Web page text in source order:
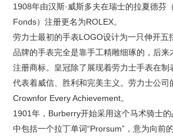
1908年由汉斯·威斯多夫在瑞士的拉夏德芬
Fonds）注册更名为ROLEX。
劳力士最初的手表LOGO设计为一只伸开五
品牌的手表完全是靠手工精雕细琢的，后来
注册商标。皇冠除了展现着劳力士手表在制
代表着威信、胜利和完美主义。劳力士公司
Crownfor Every Achievement。
1901年，Burberry开始采用这个马术骑士
中包括一个拉丁单词“Prorsum”，意为向前